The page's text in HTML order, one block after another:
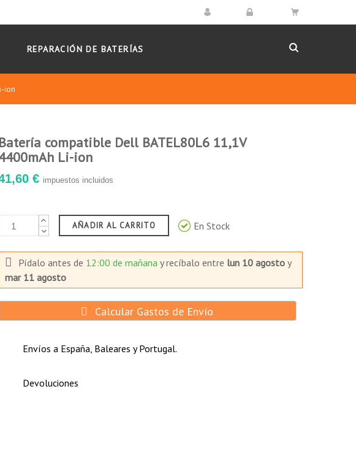
REPARACIÓN DE BATERÍAS
ion
Batería compatible Dell BATEL80L6 11,1V
Li-ion
€ impuestos incluidos
AÑADIR AL CARRITO En Stock
Pídalo antes de 12:00 de mañana y recíbalo entre lun 10 agostoy
mar 11 agosto
Calcular Gastos de Envío
Envíos a España, Baleares y Portugal.
Devoluciones